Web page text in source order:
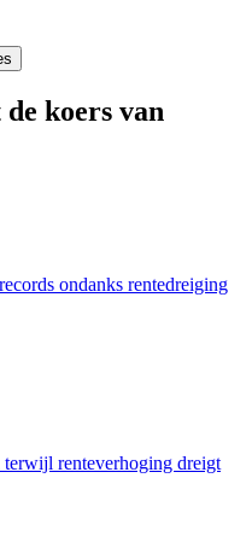
koers van
ondanks rentedreiging
terwijl renteverhoging dreigt